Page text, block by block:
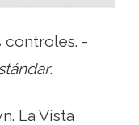
controles. -
.
La Vista